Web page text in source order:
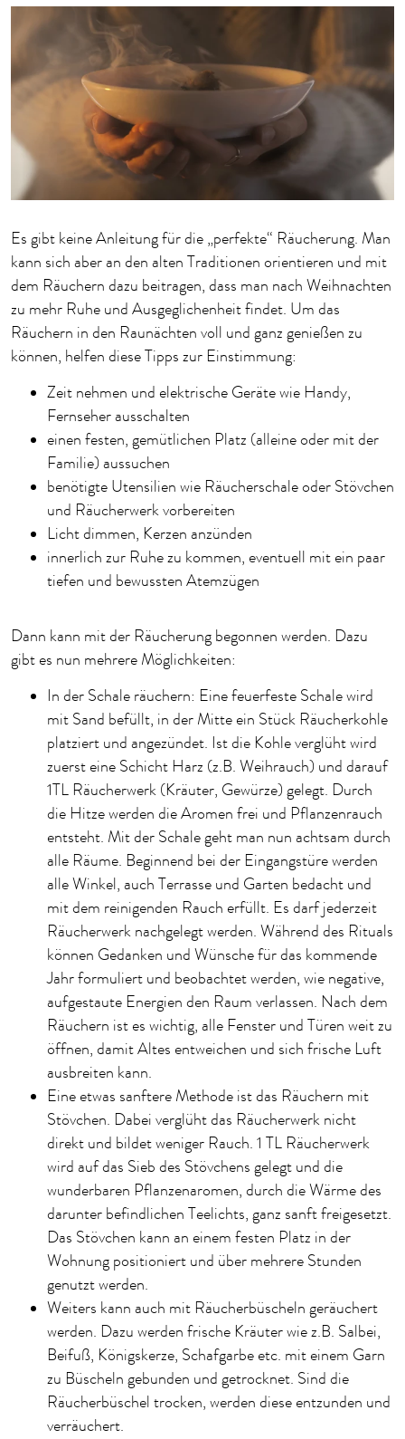
Es gibt keine Anleitung für die „perfekte“ Räucherung. Man
kann sich aber an den alten Traditionen orientieren und mit
dem Räuchern dazu beitragen, dass man nach Weihnachten
zu mehr Ruhe und Ausgeglichenheit findet. Um das
Räuchern in den Raunächten voll und ganz genießen zu
können, helfen diese Tipps zur Einstimmung:
Zeit nehmen und elektrische Geräte wie Handy,
Fernseher ausschalten
einen festen, gemütlichen Platz (alleine oder mit der
Familie) aussuchen
benötigte Utensilien wie Räucherschale oder Stövchen
und Räucherwerk vorbereiten
Licht dimmen, Kerzen anzünden
innerlich zur Ruhe zu kommen, eventuell mit ein paar
tiefen und bewussten Atemzügen
Dann kann mit der Räucherung begonnen werden. Dazu
gibt es nun mehrere Möglichkeiten:
In der Schale räuchern: Eine feuerfeste Schale wird
mit Sand befüllt, in der Mitte ein Stück Räucherkohle
platziert und angezündet. Ist die Kohle verglüht wird
zuerst eine Schicht Harz (z.B. Weihrauch) und darauf
1TL Räucherwerk (Kräuter, Gewürze) gelegt. Durch
die Hitze werden die Aromen frei und Pflanzenrauch
entsteht. Mit der Schale geht man nun achtsam durch
alle Räume. Beginnend bei der Eingangstüre werden
alle Winkel, auch Terrasse und Garten bedacht und
mit dem reinigenden Rauch erfüllt. Es darf jederzeit
Räucherwerk nachgelegt werden. Während des Rituals
können Gedanken und Wünsche für das kommende
Jahr formuliert und beobachtet werden, wie negative,
aufgestaute Energien den Raum verlassen. Nach dem
Räuchern ist es wichtig, alle Fenster und Türen weit zu
öffnen, damit Altes entweichen und sich frische Luft
ausbreiten kann.
Eine etwas sanftere Methode ist das Räuchern mit
Stövchen. Dabei verglüht das Räucherwerk nicht
direkt und bildet weniger Rauch. 1 TL Räucherwerk
wird auf das Sieb des Stövchens gelegt und die
wunderbaren Pflanzenaromen, durch die Wärme des
darunter befindlichen Teelichts, ganz sanft freigesetzt.
Das Stövchen kann an einem festen Platz in der
Wohnung positioniert und über mehrere Stunden
genutzt werden.
Weiters kann auch mit Räucherbüscheln geräuchert
werden. Dazu werden frische Kräuter wie z.B. Salbei,
Beifuß, Königskerze, Schafgarbe etc. mit einem Garn
zu Büscheln gebunden und getrocknet. Sind die
Räucherbüschel trocken, werden diese entzunden und
verräuchert.